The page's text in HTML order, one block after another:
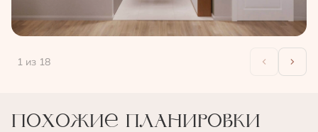
1 из 18
Похожие планировки